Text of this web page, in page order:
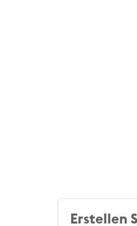
Erstellen